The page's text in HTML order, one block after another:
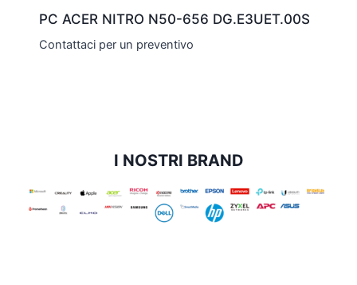
PC ACER NITRO N50-656 DG.E3UET.00S
Contattaci per un preventivo
I NOSTRI BRAND